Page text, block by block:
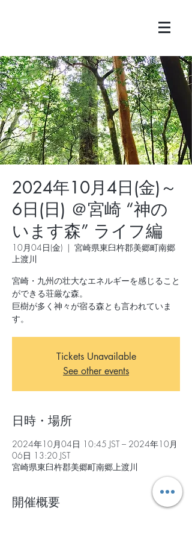
2024年10月4日(金)～
6日(日) ＠宮崎 “神の
います森” ライフ編
10月04日(金)
  |
宮崎県東臼杵郡美郷町南郷
上渡川
宮崎・九州の壮大なエネルギーを感じること
ができる荘厳な森。
巨樹が多く神々が宿る森とも言われていま
す。
Tickets Unavailable
See other events
日時・場所
2024年10月04日 10:45 JST – 2024年10月
06日 13:20 JST
宮崎県東臼杵郡美郷町南郷上渡川
開催概要